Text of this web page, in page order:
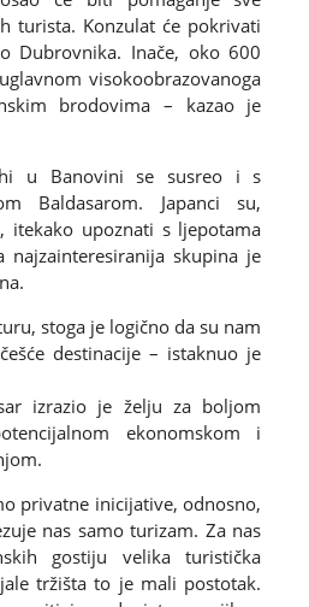
turista. Konzulat će pokrivati
Dubrovnika. Inače, oko 600
visokoobrazovanoga
brodovima – kazao je
u Banovini se susreo i s
Baldasarom. Japanci su,
itekako upoznati s ljepotama
najzainteresiranija skupina je
stoga je logično da su nam
destinacije – istaknuo je
izrazio je želju za boljom
ekonomskom i
privatne inicijative, odnosno,
nas samo turizam. Za nas
gostiju velika turistička
tržišta to je mali postotak.